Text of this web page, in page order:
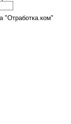
"Отработка.ком"